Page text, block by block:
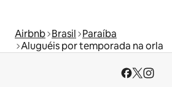
Airbnb Brasil Paraíba
Aluguéis por temporada na orla